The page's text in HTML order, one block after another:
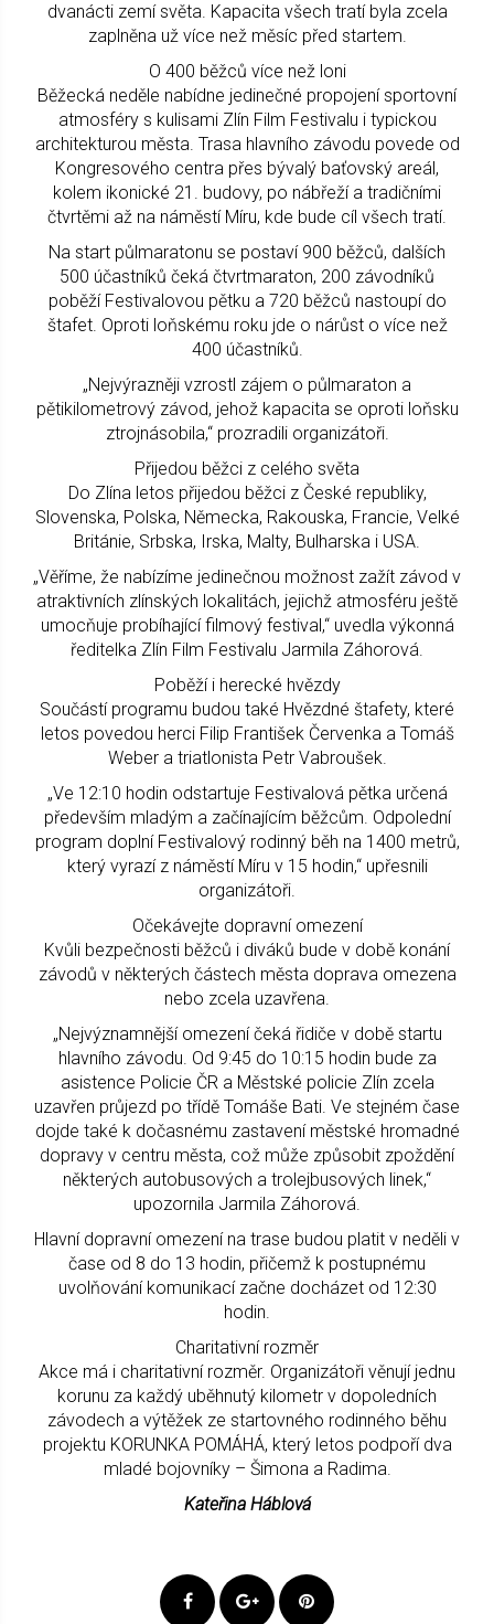
dvanácti zemí světa. Kapacita všech tratí byla zcela
zaplněna už více než měsíc před startem.
O 400 běžců více než loni
Běžecká neděle nabídne jedinečné propojení sportovní
atmosféry s kulisami Zlín Film Festivalu i typickou
architekturou města. Trasa hlavního závodu povede od
Kongresového centra přes bývalý baťovský areál,
kolem ikonické 21. budovy, po nábřeží a tradičními
čtvrtěmi až na náměstí Míru, kde bude cíl všech tratí.
Na start půlmaratonu se postaví 900 běžců, dalších
500 účastníků čeká čtvrtmaraton, 200 závodníků
poběží Festivalovou pětku a 720 běžců nastoupí do
štafet. Oproti loňskému roku jde o nárůst o více než
400 účastníků.
„Nejvýrazněji vzrostl zájem o půlmaraton a
pětikilometrový závod, jehož kapacita se oproti loňsku
ztrojnásobila,“ prozradili organizátoři.
Přijedou běžci z celého světa
Do Zlína letos přijedou běžci z České republiky,
Slovenska, Polska, Německa, Rakouska, Francie, Velké
Británie, Srbska, Irska, Malty, Bulharska i USA.
„Věříme, že nabízíme jedinečnou možnost zažít závod v
atraktivních zlínských lokalitách, jejichž atmosféru ještě
umocňuje probíhající filmový festival,“ uvedla výkonná
ředitelka Zlín Film Festivalu Jarmila Záhorová.
Poběží i herecké hvězdy
Součástí programu budou také Hvězdné štafety, které
letos povedou herci Filip František Červenka a Tomáš
Weber a triatlonista Petr Vabroušek.
„Ve 12:10 hodin odstartuje Festivalová pětka určená
především mladým a začínajícím běžcům. Odpolední
program doplní Festivalový rodinný běh na 1400 metrů,
který vyrazí z náměstí Míru v 15 hodin,“ upřesnili
organizátoři.
Očekávejte dopravní omezení
Kvůli bezpečnosti běžců i diváků bude v době konání
závodů v některých částech města doprava omezena
nebo zcela uzavřena.
„Nejvýznamnější omezení čeká řidiče v době startu
hlavního závodu. Od 9:45 do 10:15 hodin bude za
asistence Policie ČR a Městské policie Zlín zcela
uzavřen průjezd po třídě Tomáše Bati. Ve stejném čase
dojde také k dočasnému zastavení městské hromadné
dopravy v centru města, což může způsobit zpoždění
některých autobusových a trolejbusových linek,“
upozornila Jarmila Záhorová.
Hlavní dopravní omezení na trase budou platit v neděli v
čase od 8 do 13 hodin, přičemž k postupnému
uvolňování komunikací začne docházet od 12:30
hodin.
Charitativní rozměr
Akce má i charitativní rozměr. Organizátoři věnují jednu
korunu za každý uběhnutý kilometr v dopoledních
závodech a výtěžek ze startovného rodinného běhu
projektu KORUNKA POMÁHÁ, který letos podpoří dva
mladé bojovníky – Šimona a Radima.
Kateřina Háblová